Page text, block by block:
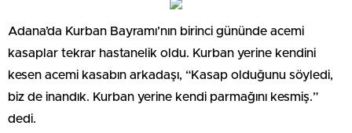
Adana’da Kurban Bayramı’nın birinci gününde acemi
kasaplar tekrar hastanelik oldu. Kurban yerine kendini
kesen acemi kasabın arkadaşı, “Kasap olduğunu söyledi,
biz de inandık. Kurban yerine kendi parmağını kesmiş.”
dedi.